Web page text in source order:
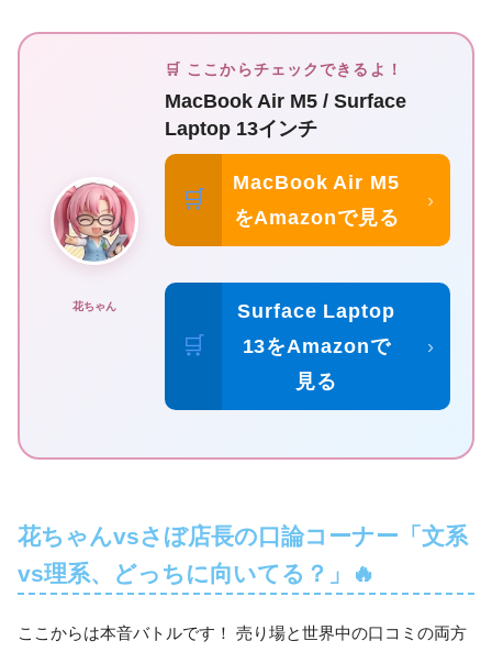
花ちゃん
🛒 ここからチェックできるよ！
MacBook Air M5 / Surface
Laptop 13インチ
🛒
MacBook Air M5
をAmazonで見る
›
🛒
Surface Laptop
13をAmazonで
見る
›
花ちゃんvsさぼ店長の口論コーナー「文系
vs理系、どっちに向いてる？」🔥
ここからは本音バトルです！ 売り場と世界中の口コミの両方